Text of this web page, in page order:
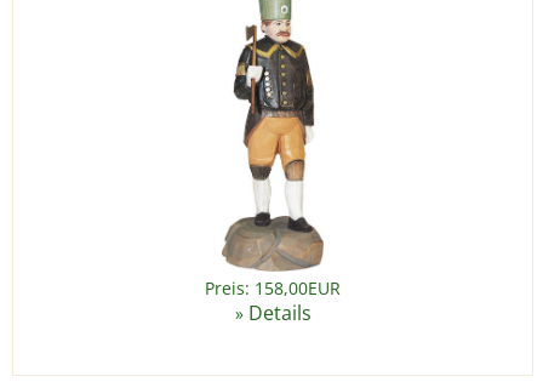
Preis: 158,00EUR
» Details